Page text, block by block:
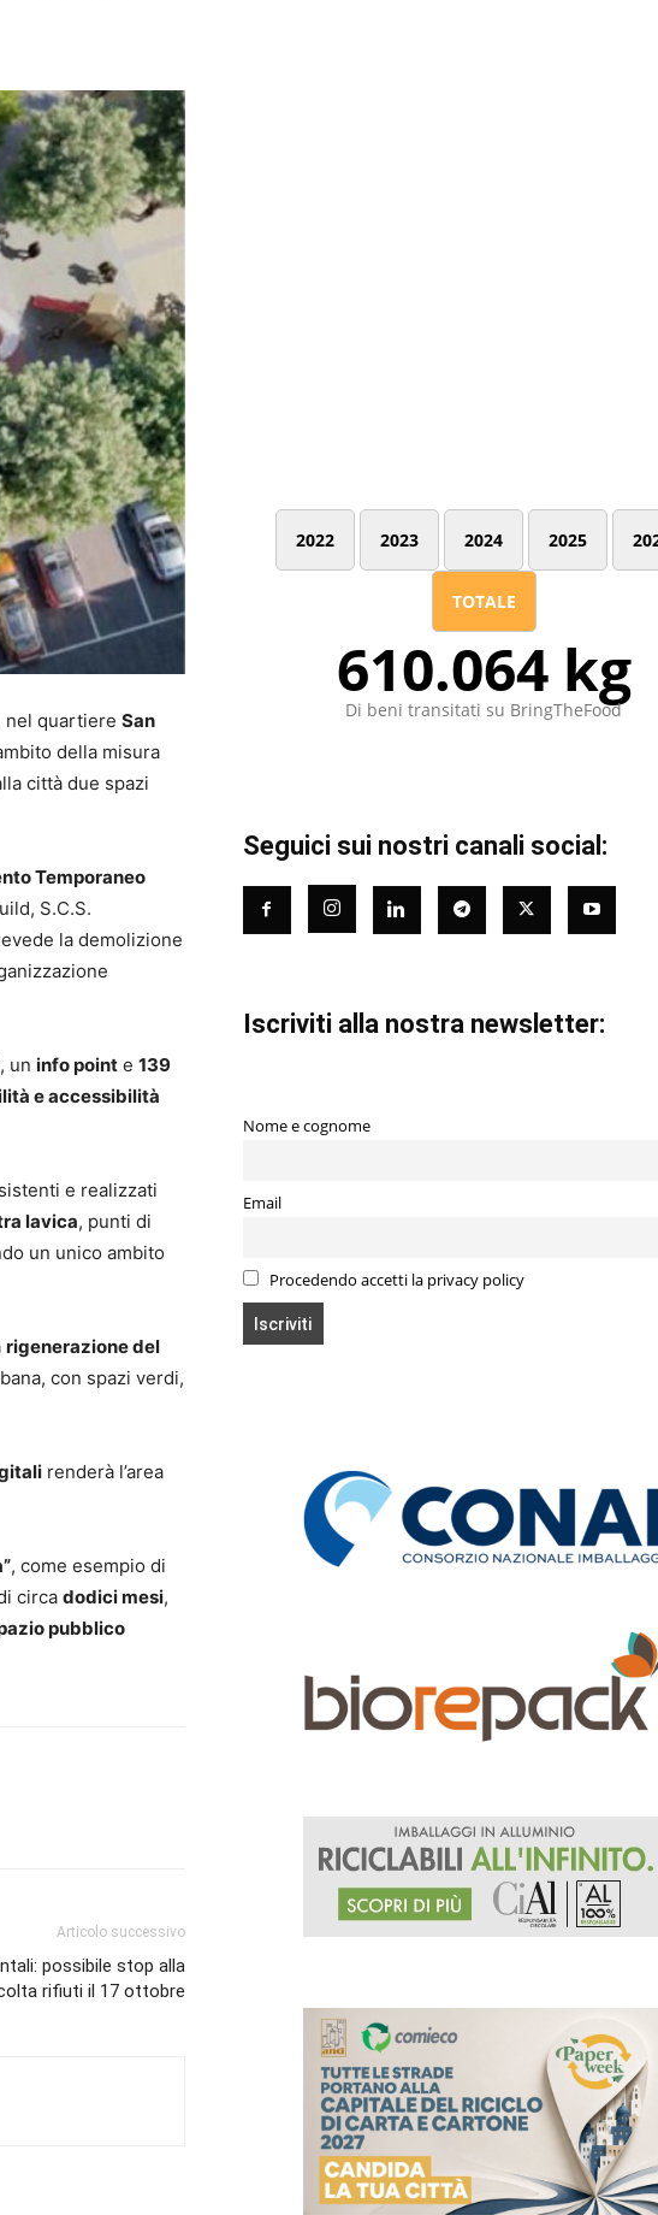
nel quartiere San
della misura
città due spazi
Temporaneo
S.C.S.
la demolizione
, un info point e 139
e accessibilità
e realizzati
lavica, punti di
un unico ambito
rigenerazione del
con spazi verdi,
renderà l’area
, come esempio di
circa dodici mesi,
pubblico
Articolo successivo
possibile stop alla
rifiuti il 17 ottobre
2022 2023 2024 2025
TOTALE
610.064 kg
Di beni transitati su BringTheFood
Seguici sui nostri canali social:
Iscriviti alla nostra newsletter:
Nome e cognome
Email
Procedendo accetti la privacy policy